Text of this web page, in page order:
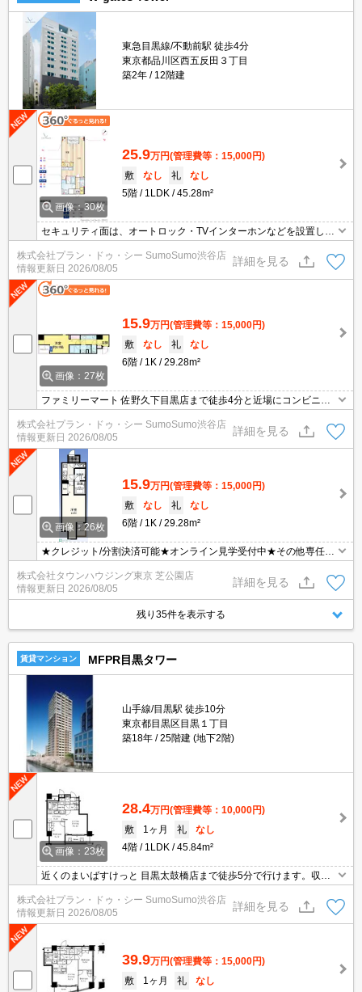
東急目黒線/不動前駅 徒歩4分
東京都品川区西五反田３丁目
築2年
12階建
画像：30枚
25.9万円(管理費等：15,000円)
敷
なし 礼
なし
5階
1LDK 45.28m²
セキュリティ面は、オートロック・TVインターホンなどを設置して
いるので安全面でも優れております。共用部には宅配ボックスを設
置しているため、家で何時間も待機する必要がありません。収納は
クロゼット・シューズボックスなどが備え付けられているので、衣
類や日用品の収納に重宝します。礼金不要物件なので、引越し費用
を抑えられます。
株式会社プラン・ドゥ・シー SumoSumo渋谷店
情報更新日 2026/08/05
詳細を見る
画像：27枚
15.9万円(管理費等：15,000円)
敷
なし 礼
なし
6階
1K 29.28m²
ファミリーマート 佐野久下目黒店まで徒歩4分と近場にコンビニが
あるのもポイント。収納はシューズボックス・クロゼットなどが備
え付けられているので、衣類や日用品の収納に重宝します。ぜひご
覧いただきたい賃貸物件です。こちらの物件はマンションです。
株式会社プラン・ドゥ・シー SumoSumo渋谷店
情報更新日 2026/08/05
詳細を見る
画像：26枚
15.9万円(管理費等：15,000円)
敷
なし 礼
なし
6階
1K 29.28m²
★クレジット/分割決済可能★オンライン見学受付中★その他専任物
件多数ございます★
株式会社タウンハウジング東京 芝公園店
情報更新日 2026/08/05
詳細を見る
残り35件を表示する
賃貸マンション MFPR目黒タワー
山手線/目黒駅 徒歩10分
東京都目黒区目黒１丁目
築18年
25階建 (地下2階)
画像：23枚
28.4万円(管理費等：10,000円)
敷
1ヶ月 礼
なし
4階
1LDK 45.84m²
近くのまいばすけっと 目黒太鼓橋店まで徒歩5分で行けます。収納
はクロゼット・シューズボックスなど豊富なので、広々と空間を利
用することも可能です。セキュリティ面は、オートロック・TVイン
ターホンなどを設置しているので安全面でも優れております。
株式会社プラン・ドゥ・シー SumoSumo渋谷店
情報更新日 2026/08/05
詳細を見る
39.9万円(管理費等：15,000円)
敷
1ヶ月 礼
なし